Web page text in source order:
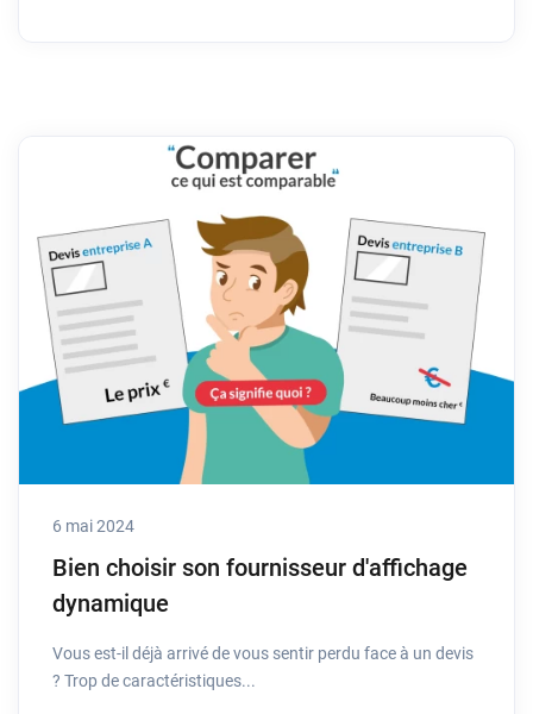
6 mai 2024
Bien choisir son fournisseur d'affichage
dynamique
Vous est-il déjà arrivé de vous sentir perdu face à un devis
? Trop de caractéristiques...